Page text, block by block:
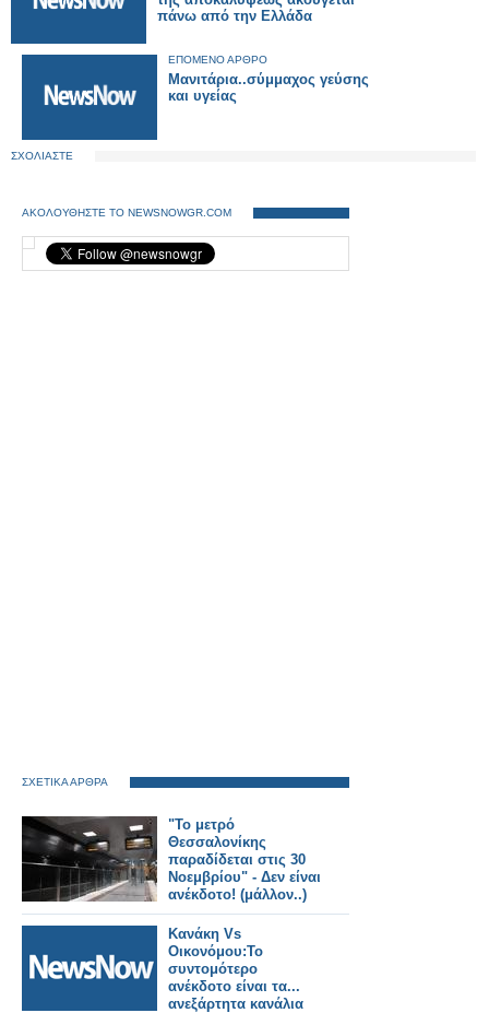
πάνω από την Ελλάδα
ΕΠΟΜΕΝΟ ΑΡΘΡΟ
Mανιτάρια..σύμμαχος γεύσης
και υγείας
ΣΧΟΛΙΑΣΤΕ
ΑΚΟΛΟΥΘΗΣΤΕ ΤΟ NEWSNOWGR.COM
ΣΧΕΤΙΚΑ ΑΡΘΡΑ
"Το μετρό
Θεσσαλονίκης
παραδίδεται στις 30
Νοεμβρίου" - Δεν είναι
ανέκδοτο! (μάλλον..)
Κανάκη Vs
Οικονόμου:Το
συντομότερο
ανέκδοτο είναι τα...
ανεξάρτητα κανάλια